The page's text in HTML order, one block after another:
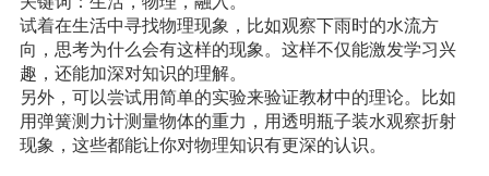
试着在生活中寻找物理现象，比如观察下雨时的水流方
向，思考为什么会有这样的现象。这样不仅能激发学习兴
趣，还能加深对知识的理解。
另外，可以尝试用简单的实验来验证教材中的理论。比如
用弹簧测力计测量物体的重力，用透明瓶子装水观察折射
现象，这些都能让你对物理知识有更深的认识。